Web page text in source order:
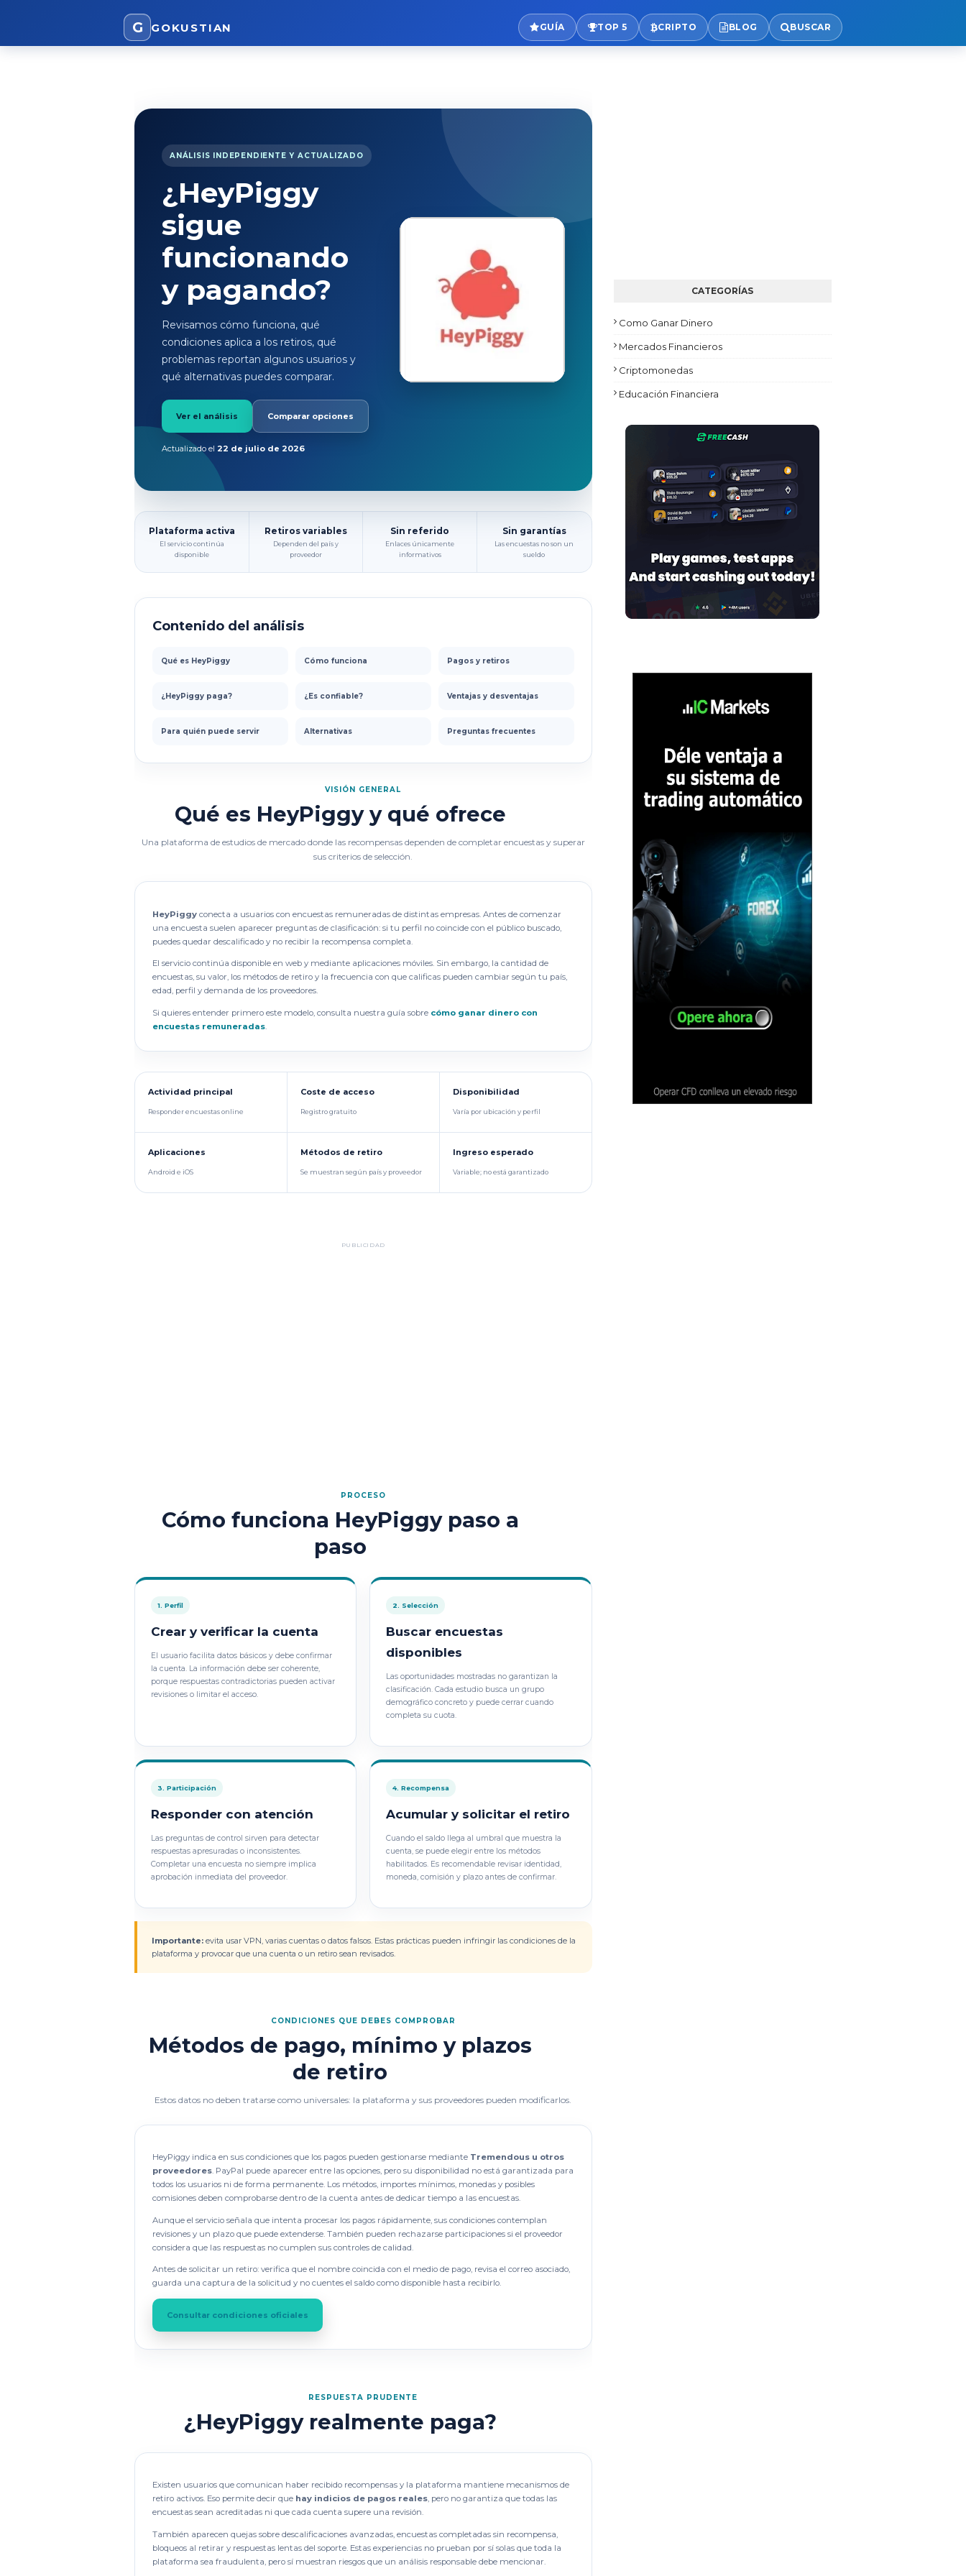
G GOKUSTIAN GUÍA TOP 5 CRIPTO BLOG BUSCAR
ANÁLISIS INDEPENDIENTE Y ACTUALIZADO
¿HeyPiggy
sigue
funcionando
y pagando?
Revisamos cómo funciona, qué
condiciones aplica a los retiros, qué
problemas reportan algunos usuarios y
qué alternativas puedes comparar.
Ver el análisis Comparar opciones
Actualizado el 22 de julio de 2026
Plataforma activa
El servicio continúa
disponible
Retiros variables
Dependen del país y
proveedor
Sin referido
Enlaces únicamente
informativos
Sin garantías
Las encuestas no son un
sueldo
Contenido del análisis
Qué es HeyPiggy Cómo funciona Pagos y retiros
¿HeyPiggy paga? ¿Es confiable? Ventajas y desventajas
Para quién puede servir Alternativas Preguntas frecuentes
VISIÓN GENERAL
Qué es HeyPiggy y qué ofrece
Una plataforma de estudios de mercado donde las recompensas dependen de completar encuestas y superar
sus criterios de selección.
HeyPiggy conecta a usuarios con encuestas remuneradas de distintas empresas. Antes de comenzar
una encuesta suelen aparecer preguntas de clasificación: si tu perfil no coincide con el público buscado,
puedes quedar descalificado y no recibir la recompensa completa.
El servicio continúa disponible en web y mediante aplicaciones móviles. Sin embargo, la cantidad de
encuestas, su valor, los métodos de retiro y la frecuencia con que calificas pueden cambiar según tu país,
edad, perfil y demanda de los proveedores.
Si quieres entender primero este modelo, consulta nuestra guía sobre cómo ganar dinero con
encuestas remuneradas
Actividad principal
Responder encuestas online
Coste de acceso
Registro gratuito
Disponibilidad
Varía por ubicación y perfil
Aplicaciones
Android e iOS
Métodos de retiro
Se muestran según país y proveedor
Ingreso esperado
Variable; no está garantizado
PUBLICIDAD
PROCESO
Cómo funciona HeyPiggy paso a
paso
1. Perfil
Crear y verificar la cuenta
El usuario facilita datos básicos y debe confirmar
la cuenta. La información debe ser coherente,
porque respuestas contradictorias pueden activar
revisiones o limitar el acceso.
2. Selección
Buscar encuestas
disponibles
Las oportunidades mostradas no garantizan la
clasificación. Cada estudio busca un grupo
demográfico concreto y puede cerrar cuando
completa su cuota.
3. Participación
Responder con atención
Las preguntas de control sirven para detectar
respuestas apresuradas o inconsistentes.
Completar una encuesta no siempre implica
aprobación inmediata del proveedor.
4. Recompensa
Acumular y solicitar el retiro
Cuando el saldo llega al umbral que muestra la
cuenta, se puede elegir entre los métodos
habilitados. Es recomendable revisar identidad,
moneda, comisión y plazo antes de confirmar.
Importante: evita usar VPN, varias cuentas o datos falsos. Estas prácticas pueden infringir las condiciones de la
plataforma y provocar que una cuenta o un retiro sean revisados.
CONDICIONES QUE DEBES COMPROBAR
Métodos de pago, mínimo y plazos
de retiro
Estos datos no deben tratarse como universales: la plataforma y sus proveedores pueden modificarlos.
HeyPiggy indica en sus condiciones que los pagos pueden gestionarse mediante Tremendous u otros
proveedores. PayPal puede aparecer entre las opciones, pero su disponibilidad no está garantizada para
todos los usuarios ni de forma permanente. Los métodos, importes mínimos, monedas y posibles
comisiones deben comprobarse dentro de la cuenta antes de dedicar tiempo a las encuestas.
Aunque el servicio señala que intenta procesar los pagos rápidamente, sus condiciones contemplan
revisiones y un plazo que puede extenderse. También pueden rechazarse participaciones si el proveedor
considera que las respuestas no cumplen sus controles de calidad.
Antes de solicitar un retiro: verifica que el nombre coincida con el medio de pago, revisa el correo asociado,
guarda una captura de la solicitud y no cuentes el saldo como disponible hasta recibirlo.
Consultar condiciones oficiales
RESPUESTA PRUDENTE
¿HeyPiggy realmente paga?
Existen usuarios que comunican haber recibido recompensas y la plataforma mantiene mecanismos de
retiro activos. Eso permite decir que hay indicios de pagos reales, pero no garantiza que todas las
encuestas sean acreditadas ni que cada cuenta supere una revisión.
También aparecen quejas sobre descalificaciones avanzadas, encuestas completadas sin recompensa,
bloqueos al retirar y respuestas lentas del soporte. Estas experiencias no prueban por sí solas que toda la
plataforma sea fraudulenta, pero sí muestran riesgos que un análisis responsable debe mencionar.
CATEGORÍAS
Como Ganar Dinero
Mercados Financieros
Criptomonedas
Educación Financiera